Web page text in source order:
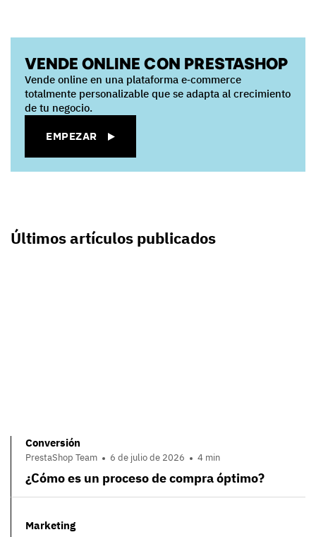
VENDE ONLINE CON PRESTASHOP
Vende online en una plataforma e‑commerce
totalmente personalizable que se adapta al crecimiento
de tu negocio.
EMPEZAR
Últimos artículos publicados
Conversión
PrestaShop Team 6 de julio de 2026 4 min
¿Cómo es un proceso de compra óptimo?
Marketing